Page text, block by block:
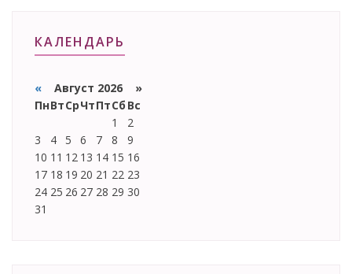
КАЛЕНДАРЬ
« Август 2026 »
ПнВтСрЧтПтСб Вс
1
2
3
4 5 6 7 8
9
10 11 12 13 14 15 16
17 18 19 20 21 22 23
24 25 26 27 28 29 30
31